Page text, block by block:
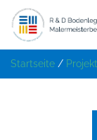
Startseite /